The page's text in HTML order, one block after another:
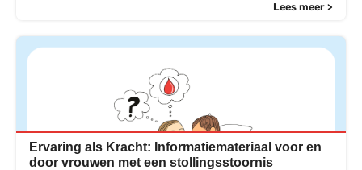
Lees meer >
Ervaring als Kracht: Informatiemateriaal voor en
door vrouwen met een stollingsstoornis